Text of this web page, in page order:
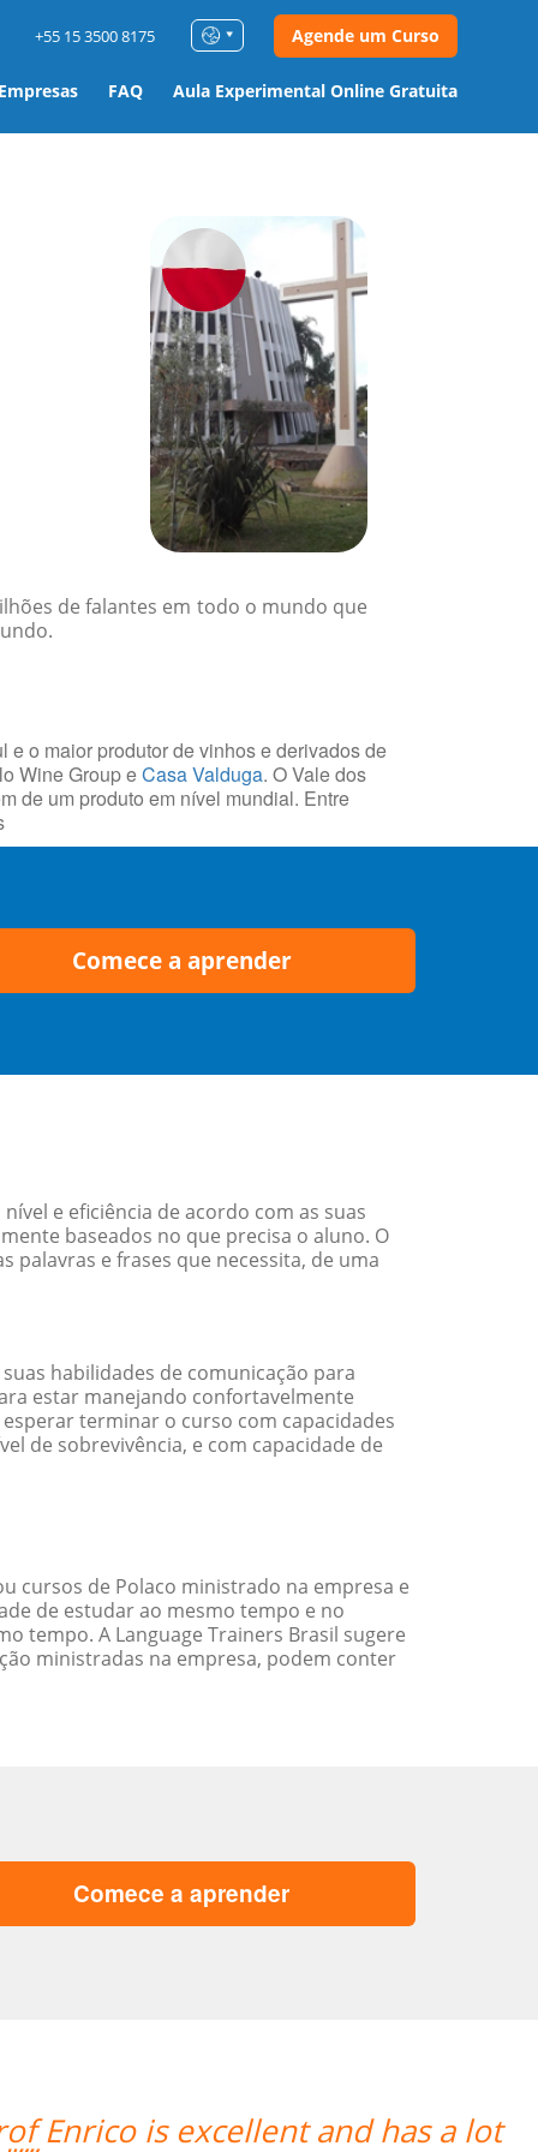
FAQ Aula Experimental Online Gratuita
+55 15 3500 8175 Agende um Curso
de falantes em todo o mundo que
o maior produtor de vinhos e derivados de
Wine Group eCasa Valduga. O Vale dos
de um produto em nível mundial. Entre
Comece a aprender
e eficiência de acordo com as suas
baseados no que precisa o aluno. O
palavras e frases que necessita, de uma
habilidades de comunicação para
estar manejando confortavelmente
terminar o curso com capacidades
de sobrevivência, e com capacidade de
cursos de Polaco ministrado na empresa e
de estudar ao mesmo tempo e no
tempo. A Language Trainers Brasil sugere
ministradas na empresa, podem conter
Comece a aprender
“”Estou gostando muito